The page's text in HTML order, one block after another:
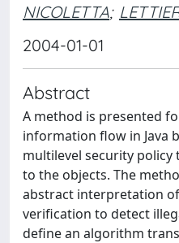
NICOLETTA;
2004-01-01
Abstract
A method is presented
information flow in Java
multilevel security policy
to the objects. The
abstract interpretation
verification to detect
define an algorithm